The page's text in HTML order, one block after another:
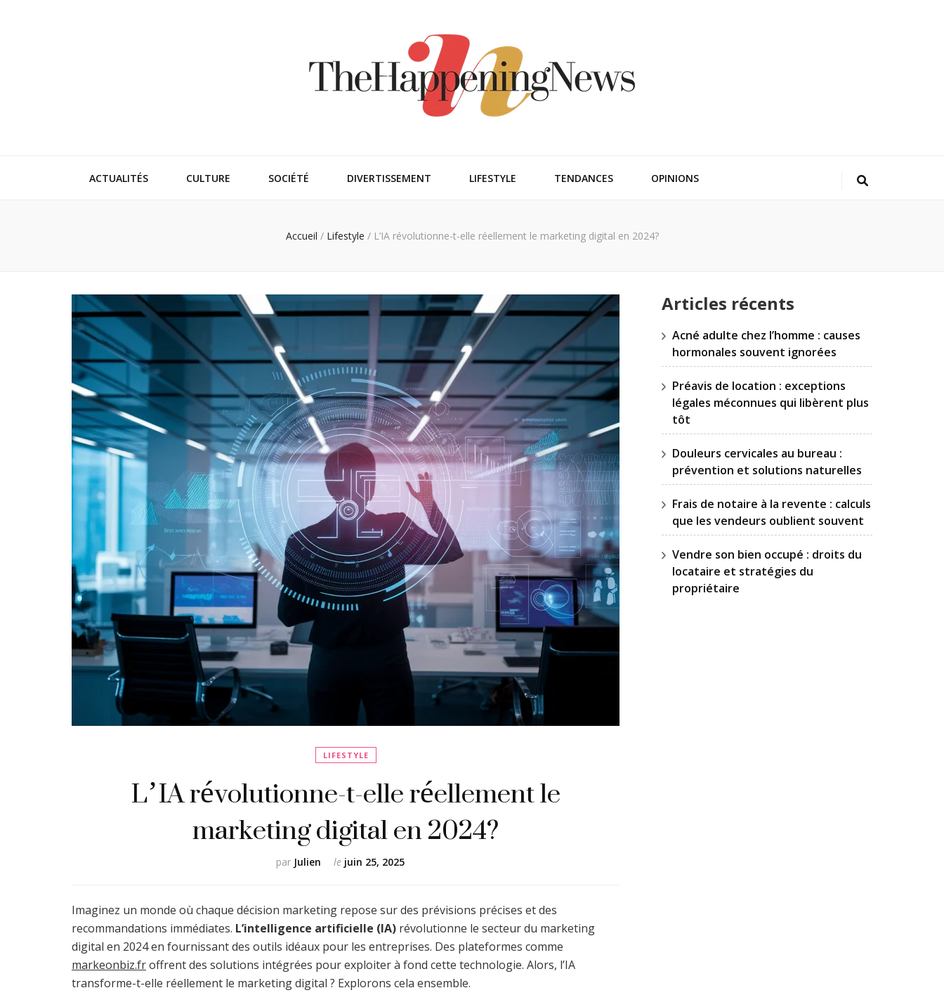
ACTUALITÉS CULTURE SOCIÉTÉ DIVERTISSEMENT LIFESTYLE TENDANCES OPINIONS
Accueil / Lifestyle / L’IA révolutionne-t-elle réellement le marketing digital en 2024?
LIFESTYLE
L’IA révolutionne-t-elle réellement le
marketing digital en 2024?
par Julien le juin 25, 2025
Imaginez un monde où chaque décision marketing repose sur des prévisions précises et des
recommandations immédiates. L’intelligence artificielle (IA) révolutionne le secteur du marketing
digital en 2024 en fournissant des outils idéaux pour les entreprises. Des plateformes comme
markeonbiz.froffrent des solutions intégrées pour exploiter à fond cette technologie. Alors, l’IA
transforme-t-elle réellement le marketing digital ? Explorons cela ensemble.
Articles récents
Acné adulte chez l’homme : causes
hormonales souvent ignorées
Préavis de location : exceptions
légales méconnues qui libèrent plus
tôt
Douleurs cervicales au bureau :
prévention et solutions naturelles
Frais de notaire à la revente : calculs
que les vendeurs oublient souvent
Vendre son bien occupé : droits du
locataire et stratégies du
propriétaire